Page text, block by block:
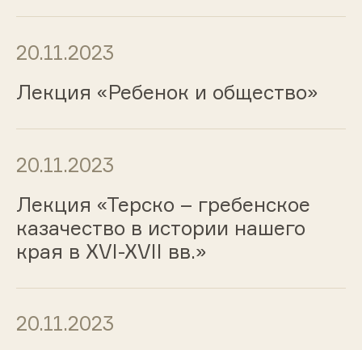
20.11.2023
Лекция «Ребенок и общество»
20.11.2023
Лекция «Терско – гребенское
казачество в истории нашего
края в XVI-XVII вв.»
20.11.2023